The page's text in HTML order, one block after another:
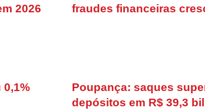
2026
fraudes financeiras
Poupança: saques
depósitos em R$ 39,3